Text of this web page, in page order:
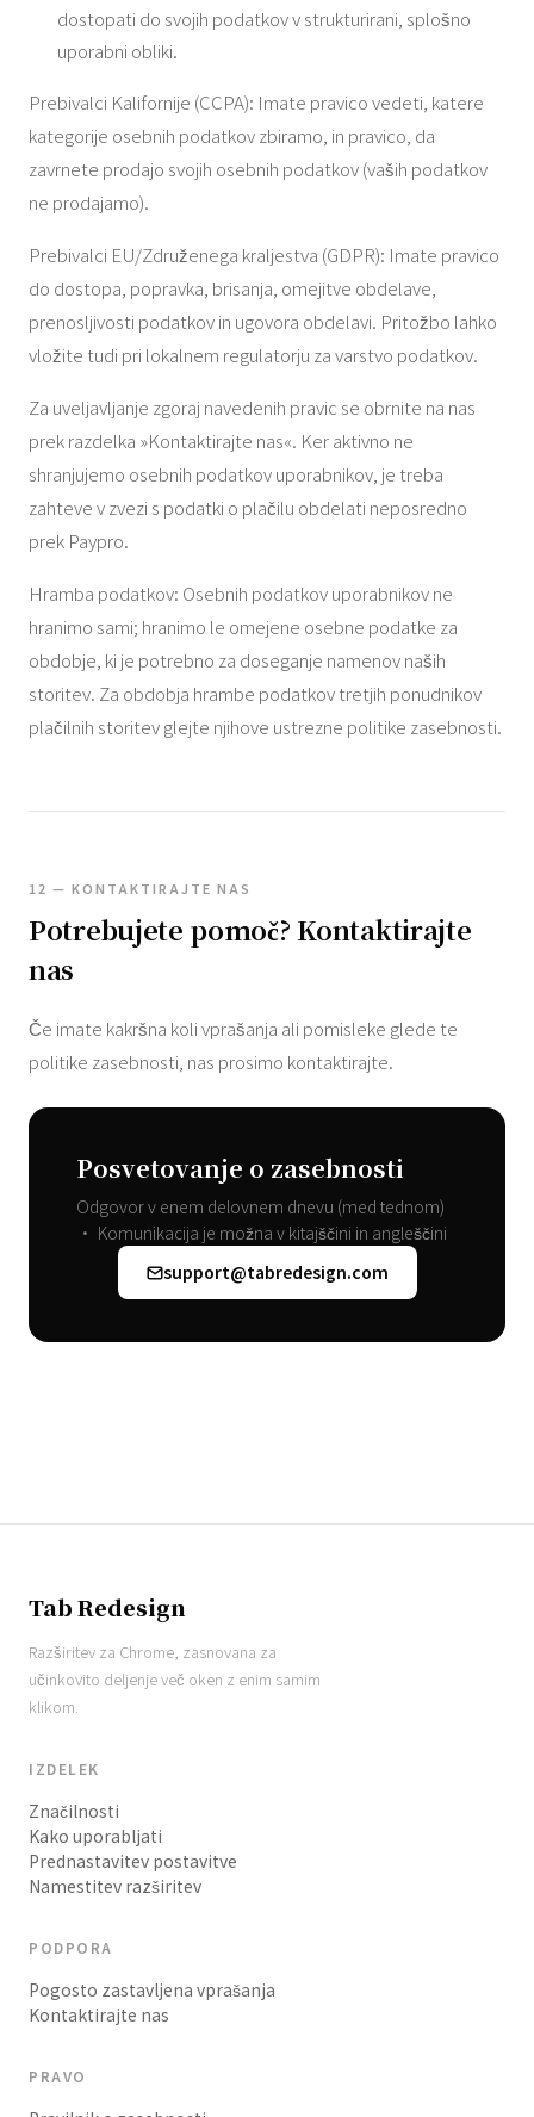
dostopati do svojih podatkov v strukturirani, splošno
uporabni obliki.
Prebivalci Kalifornije (CCPA): Imate pravico vedeti, katere
kategorije osebnih podatkov zbiramo, in pravico, da
zavrnete prodajo svojih osebnih podatkov (vaših podatkov
ne prodajamo).
Prebivalci EU/Združenega kraljestva (GDPR): Imate pravico
do dostopa, popravka, brisanja, omejitve obdelave,
prenosljivosti podatkov in ugovora obdelavi. Pritožbo lahko
vložite tudi pri lokalnem regulatorju za varstvo podatkov.
Za uveljavljanje zgoraj navedenih pravic se obrnite na nas
prek razdelka »Kontaktirajte nas«. Ker aktivno ne
shranjujemo osebnih podatkov uporabnikov, je treba
zahteve v zvezi s podatki o plačilu obdelati neposredno
prek Paypro.
Hramba podatkov: Osebnih podatkov uporabnikov ne
hranimo sami; hranimo le omejene osebne podatke za
obdobje, ki je potrebno za doseganje namenov naših
storitev. Za obdobja hrambe podatkov tretjih ponudnikov
plačilnih storitev glejte njihove ustrezne politike zasebnosti.
12 — KONTAKTIRAJTE NAS
Potrebujete pomoč? Kontaktirajte
nas
Če imate kakršna koli vprašanja ali pomisleke glede te
politike zasebnosti, nas prosimo kontaktirajte.
Posvetovanje o zasebnosti
Odgovor v enem delovnem dnevu (med tednom)
• Komunikacija je možna v kitajščini in angleščini
support@tabredesign.com
Tab Redesign
Razširitev za Chrome, zasnovana za
učinkovito deljenje več oken z enim samim
klikom.
IZDELEK
Značilnosti
Kako uporabljati
Prednastavitev postavitve
Namestitev razširitev
PODPORA
Pogosto zastavljena vprašanja
Kontaktirajte nas
PRAVO